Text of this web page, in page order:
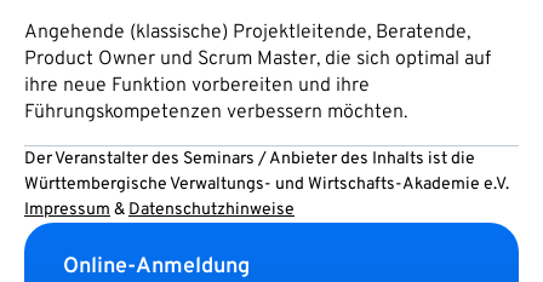
Angehende (klassische) Projektleitende, Beratende,
Product Owner und Scrum Master, die sich optimal auf
ihre neue Funktion vorbereiten und ihre
Führungskompetenzen verbessern möchten.
Der Veranstalter des Seminars / Anbieter des Inhalts ist die
Württembergische Verwaltungs- und Wirtschafts-Akademie e.V.
Impressum & Datenschutzhinweise
Online-Anmeldung